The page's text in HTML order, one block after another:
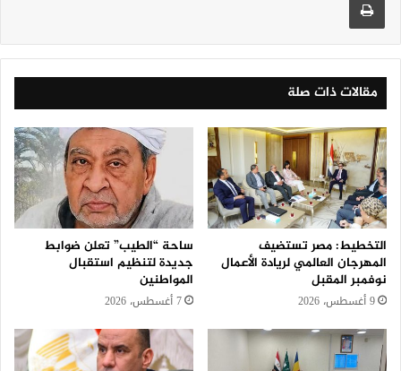
مقالات ذات صلة
التخطيط: مصر تستضيف
المهرجان العالمي لريادة الأعمال
نوفمبر المقبل
9 أغسطس، 2026
ساحة “الطيب” تعلن ضوابط
جديدة لتنظيم استقبال
المواطنين
7 أغسطس، 2026